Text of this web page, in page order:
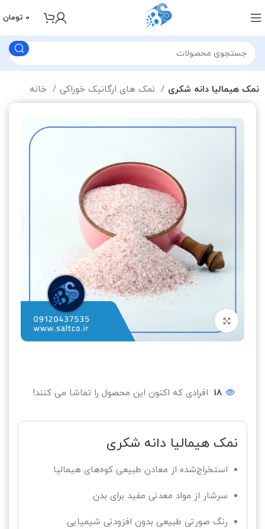
0 تومان
نمک هیمالیا دانه شکری
18 افرادی که اکنون این محصول را تماشا می کنند!
نمک هیمالیا دانه شکری
استخراج‌شده از معادن طبیعی کوه‌های هیمالیا
سرشار از مواد معدنی مفید برای بدن
رنگ صورتی طبیعی بدون افزودنی شیمیایی